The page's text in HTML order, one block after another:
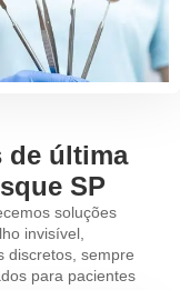
de última
SP
soluções
invisível,
discretos, sempre
para pacientes